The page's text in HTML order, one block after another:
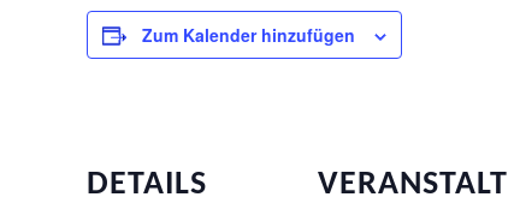
Zum Kalender hinzufügen
DETAILS
VERANSTALT